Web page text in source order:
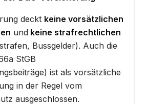
deckt keine vorsätzlichen
und keine strafrechtlichen
Bussgelder). Auch die
StGB
ist als vorsätzliche
in der Regel vom
ausgeschlossen.